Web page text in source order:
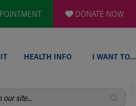
DONATE NOW
HEALTH INFO I WANT TO…